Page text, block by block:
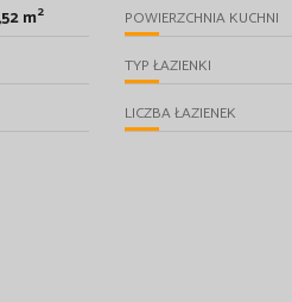
m2 POWIERZCHNIA KUCHNI
TYP ŁAZIENKI
LICZBA ŁAZIENEK